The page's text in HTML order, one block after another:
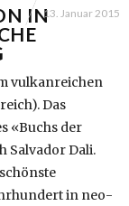
IN13. Januar 2015
vulkanreichen
Das
«Buchs der
Salvador Dali.
in neo-